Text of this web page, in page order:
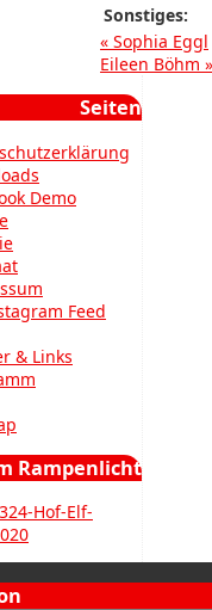
Sonstiges:
« Sophia Eggl
Eileen Böhm »
Seiten
Demo
Feed
& Links
Rampenlicht